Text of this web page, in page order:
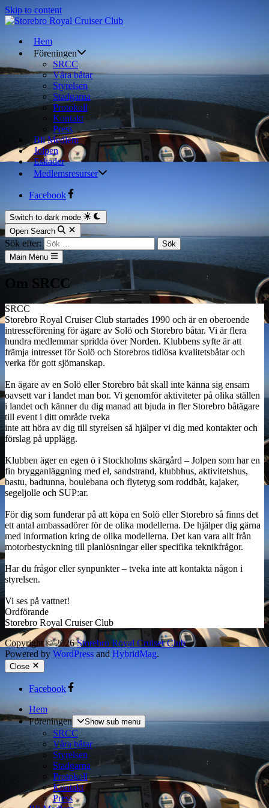
Skip to content
Hem
Föreningen
SRCC
Våra båtar
Styrelsen
Stadgarna
Protokoll
Kontakt
Press
Bli Medlem
Jolpen
Eskader
Medlemsresurser
Facebook
Switch to dark mode
Open Search
Sök efter:
Main Menu
Om SRCC
SRCC
Storebro Royal Cruiser Club startades 1990 och är en oberoende
intresseförening för ägare av Solö och Storebro båtar. Vi är flera
hundra medlemmar spridda över Norden. Klubbens syfte är att
främja intresset för Solö och Storebros tidlösa kvalitetsbåtar och
verka för gott sjömanskap.
En ägare av en Solö eller Storebro båt skall inte känna sig ensam
oavsett var i landet man bor. Vi genomför aktiviteter på olika ställen
i landet och känner du dig manad att bjuda in fler Storebro båtägare
till event i ditt område tveka
inte att höra av dig till styrelsen så hjälper vi dig med kontakter och
förslag på upplägg.
Klubben äger en egen ö i Stockholms skärgård – Jolpen som har en
fin brygganläggning med el, sandstrand, klubbhus, aktivitetshus,
bastu, badtunna, boulebana och flytetyg som roddbåt, kajaker,
segeljolle och SUP:ar.
För dig som funderar på att köpa en Solö eller Storebro så finns det
ett antal ambassadörer för de olika modellerna. De hjälper dig gärna
med information kring de olika modellerna. Det kan vara allt från
motorbestyckning till planlösningar eller specifika teknikfrågor.
Har du frågor eller synpunkter – tveka inte att kontakta någon i
styrelsen.
Vi ses på vattnet!
Ordförande
Storebro Royal Cruiser Club
Copyright © 2026Storebro Royal Cruiser Club.
Powered by WordPress and HybridMag.
Close
Facebook
Hem
Föreningen
Show sub menu
SRCC
Våra båtar
Styrelsen
Stadgarna
Protokoll
Kontakt
Press